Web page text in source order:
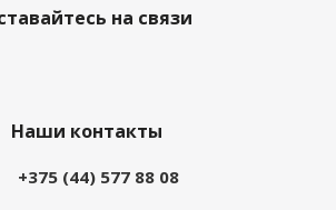
на связи
Наши контакты
+375 (44) 577 88 08